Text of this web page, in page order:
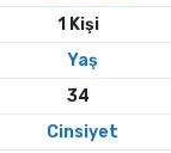
1 Kişi
Yaş
34
Cinsiyet